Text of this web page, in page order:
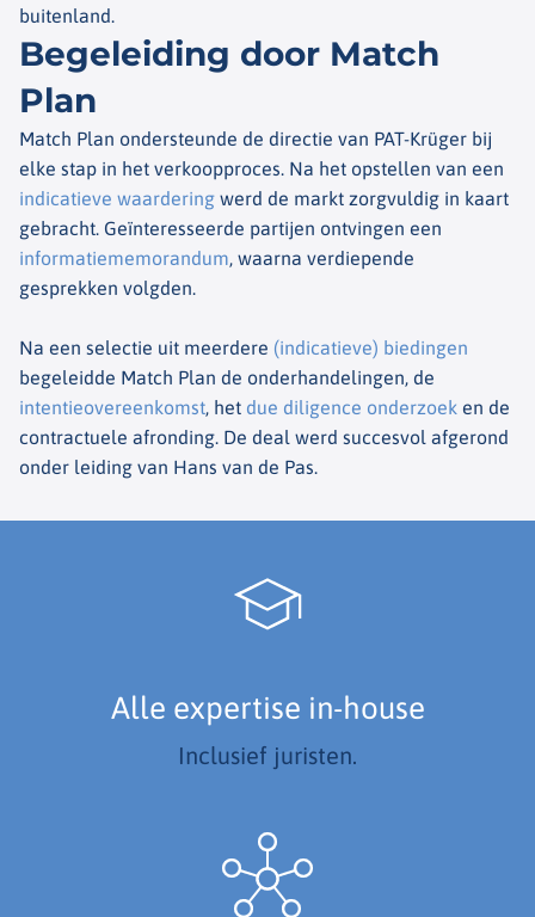
buitenland.
Begeleiding door Match
Plan
Match Plan ondersteunde de directie van PAT-Krüger bij
elke stap in het verkoopproces. Na het opstellen van een
indicatieve waardering werd de markt zorgvuldig in kaart
gebracht. Geïnteresseerde partijen ontvingen een
informatiememorandum, waarna verdiepende
gesprekken volgden.
Na een selectie uit meerdere (indicatieve) biedingen
begeleidde Match Plan de onderhandelingen, de
intentieovereenkomst, het due diligence onderzoek en de
contractuele afronding. De deal werd succesvol afgerond
onder leiding van Hans van de Pas.
Alle expertise in-house
Inclusief juristen.